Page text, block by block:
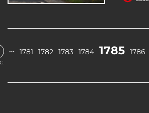
… 1781 1782 1783 1784 1785 1786